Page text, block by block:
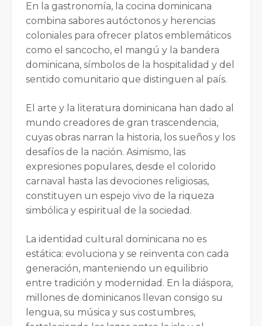
En la gastronomía, la cocina dominicana
combina sabores autóctonos y herencias
coloniales para ofrecer platos emblemáticos
como el sancocho, el mangú y la bandera
dominicana, símbolos de la hospitalidad y del
sentido comunitario que distinguen al país.
El arte y la literatura dominicana han dado al
mundo creadores de gran trascendencia,
cuyas obras narran la historia, los sueños y los
desafíos de la nación. Asimismo, las
expresiones populares, desde el colorido
carnaval hasta las devociones religiosas,
constituyen un espejo vivo de la riqueza
simbólica y espiritual de la sociedad.
La identidad cultural dominicana no es
estática: evoluciona y se reinventa con cada
generación, manteniendo un equilibrio
entre tradición y modernidad. En la diáspora,
millones de dominicanos llevan consigo su
lengua, su música y sus costumbres,